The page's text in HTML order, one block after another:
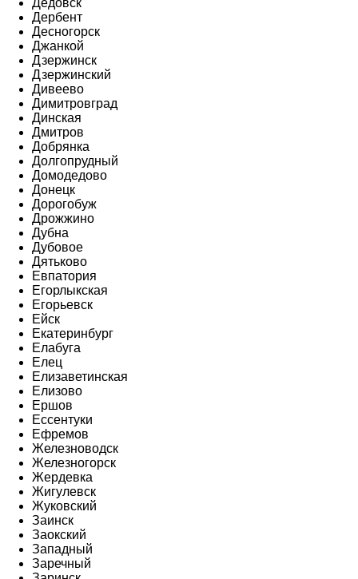
Дедовск
Дербент
Десногорск
Джанкой
Дзержинск
Дзержинский
Дивеево
Димитровград
Динская
Дмитров
Добрянка
Долгопрудный
Домодедово
Донецк
Дорогобуж
Дрожжино
Дубна
Дубовое
Дятьково
Евпатория
Егорлыкская
Егорьевск
Ейск
Екатеринбург
Елабуга
Елец
Елизаветинская
Елизово
Ершов
Ессентуки
Ефремов
Железноводск
Железногорск
Жердевка
Жигулевск
Жуковский
Заинск
Заокский
Западный
Заречный